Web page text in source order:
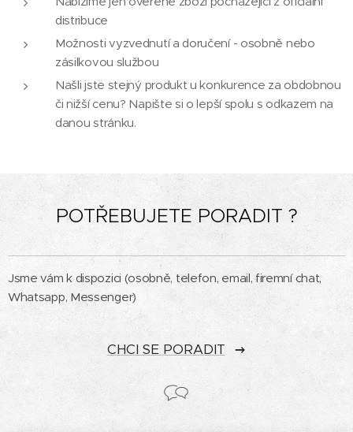
distribuce
Možnosti vyzvednutí a doručení - osobně nebo
zásilkovou službou
Našli jste stejný produkt u konkurence za obdobnou
či nižší cenu? Napište si o lepší spolu s odkazem na
danou stránku.
POTŘEBUJETE PORADIT ?
Jsme vám k dispozici (osobně, telefon, email, firemní chat,
Whatsapp, Messenger)
CHCI SE PORADIT